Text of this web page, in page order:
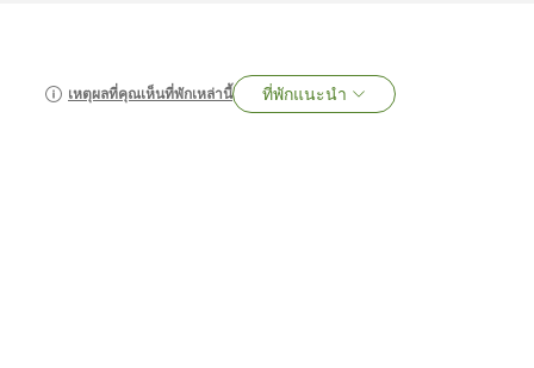
เหตุผลที่คุณเห็นที่พักเหล่านี้ ที่พักแนะนำ